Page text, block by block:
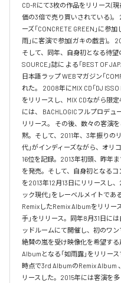
CD-Rにて3枚の作品をリリース(
価の3倍で売り買いされている)。
ーズ「CONCRETE GREEN」に参
雨」に客演で参加(ガキの戯言)。
そして、同年、自身初となる待望
SOURCE」誌に よる「BEST OF
日本語ラップ WEBマガジン「
れた。 2008年にMIX CD「DJ ISSO
をリリースし、MIX CDながら限
には、 BACHLOGICフルプロデュ
リリース。 その後、数々の客演
黙。そして、2011年、3年振りの
代」がインディーズながら、オリ
16位を記録。2013年初頭、昨年
を発売。そして、自身初となるコ
を2013年12月13日にリリースし
ック現代」をレーベルメイトであ
RemixしたRemix Albumをリリー
手」をリリース。同年8月31日に
ッドルームにて開催し、初のワ
絶賛の嵐を受け映像化を希望す
Albumとなる「如雨露」をリリー
時点で3rd AlbumのRemix Album
リースした。2015年には客演を